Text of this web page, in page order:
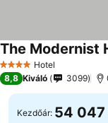
4 KategóriaHotel
The Modernist
8,8 Kiváló 3099
Kezdőár: 54 047